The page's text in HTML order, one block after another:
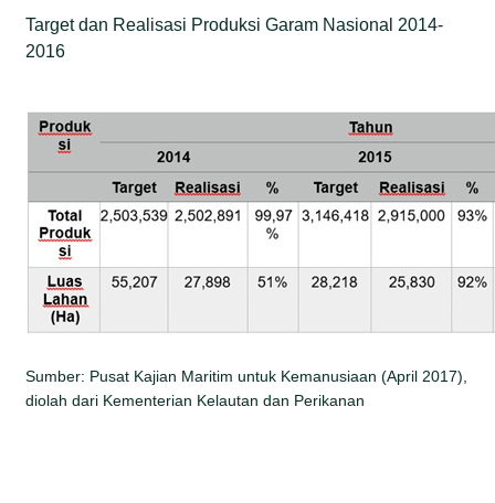
Target dan Realisasi Produksi Garam Nasional 2014-
2016
Sumber: Pusat Kajian Maritim untuk Kemanusiaan (April 2017),
diolah dari Kementerian Kelautan dan Perikanan